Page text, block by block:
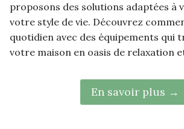
proposons des solutions adaptées à
votre style de vie. Découvrez
quotidien avec des équipements qui
votre maison en oasis de relaxation
En savoir plus →